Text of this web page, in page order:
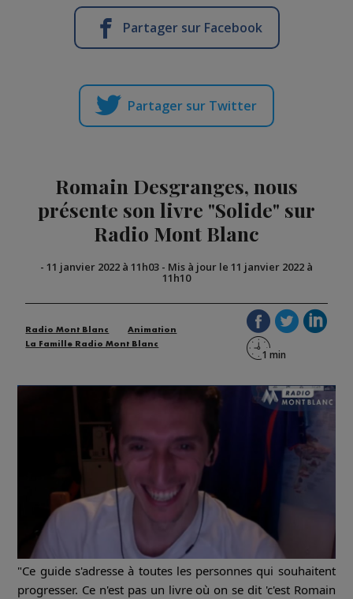
Partager sur Facebook
Partager sur Twitter
Romain Desgranges, nous
présente son livre "Solide" sur
Radio Mont Blanc
- 11 janvier 2022 à 11h03 - Mis à jour le 11 janvier 2022 à
11h10
Radio Mont Blanc
Animation
La Famille Radio Mont Blanc
"Ce guide s'adresse à toutes les personnes qui souhaitent
progresser. Ce n'est pas un livre où on se dit 'c'est Romain